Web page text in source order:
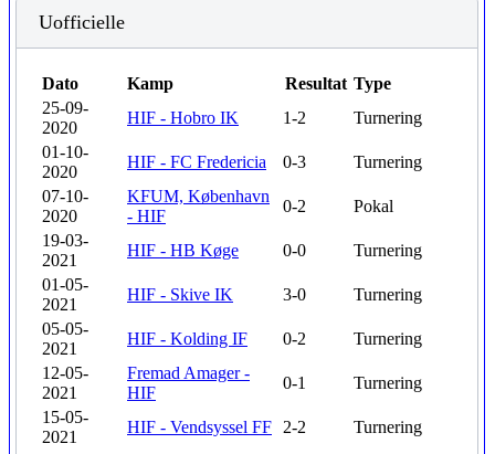
Uofficielle
Dato Kamp Resultat Type
25-09-
2020
HIF - Hobro IK 1-2
Turnering
01-10-
2020
HIF - FC Fredericia 0-3
Turnering
07-10-
2020
KFUM, København
- HIF
0-2
Pokal
19-03-
2021
HIF - HB Køge 0-0
Turnering
01-05-
2021
HIF - Skive IK 3-0
Turnering
05-05-
2021
HIF - Kolding IF 0-2
Turnering
12-05-
2021
Fremad Amager -
HIF
0-1
Turnering
15-05-
2021
HIF - Vendsyssel FF 2-2
Turnering